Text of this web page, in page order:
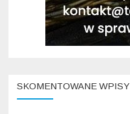
SKOMENTOWANE WPISY